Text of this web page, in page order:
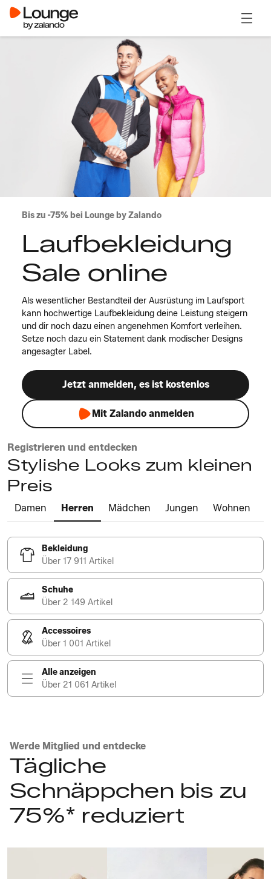
Bis zu -75% bei Lounge by Zalando
Laufbekleidung
Sale online
Als wesentlicher Bestandteil der Ausrüstung im Laufsport
kann hochwertige Laufbekleidung deine Leistung steigern
und dir noch dazu einen angenehmen Komfort verleihen.
Setze noch dazu ein Statement dank modischer Designs
angesagter Label.
Jetzt anmelden, es ist kostenlos
Mit Zalando anmelden
Registrieren und entdecken
Stylishe Looks zum kleinen
Preis
Damen Herren Mädchen Jungen Wohnen
Bekleidung
Über 17 911 Artikel
Schuhe
Über 2 149 Artikel
Accessoires
Über 1 001 Artikel
Alle anzeigen
Über 21 061 Artikel
Werde Mitglied und entdecke
Tägliche
Schnäppchen bis zu
75%* reduziert